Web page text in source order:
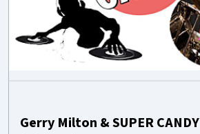
Gerry Milton & SUPER CANDY